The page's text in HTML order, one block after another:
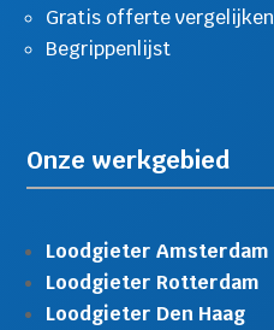
Gratis offerte vergelijken
Begrippenlijst
Onze werkgebied
Loodgieter Amsterdam
Loodgieter Rotterdam
Loodgieter Den Haag